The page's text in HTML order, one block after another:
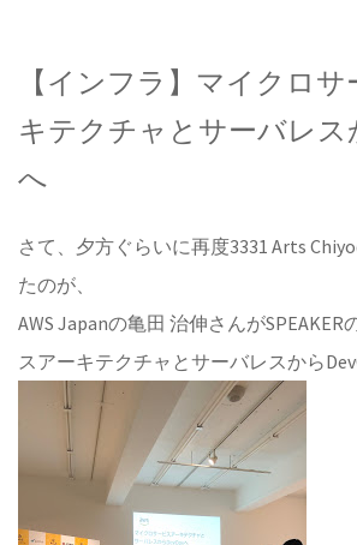
【インフラ】マイクロ
キテクチャとサーバレス
へ
さて、夕方ぐらいに再度3331 Arts
たのが、
AWS Japanの亀田 治伸さんが
スアーキテクチャとサーバレスから